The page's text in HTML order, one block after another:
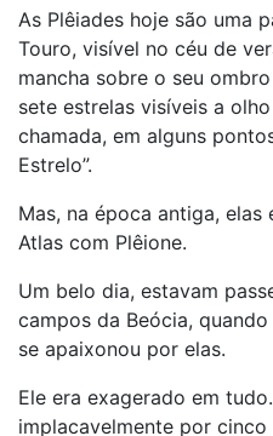
As Plêiades hoje são uma
Touro, visível no céu de
mancha sobre o seu
sete estrelas visíveis a
chamada, em alguns
Estrelo”.
Mas, na época antiga,
Atlas com Plêione.
Um belo dia, estavam
campos da Beócia,
se apaixonou por elas.
Ele era exagerado em
implacavelmente por cinco